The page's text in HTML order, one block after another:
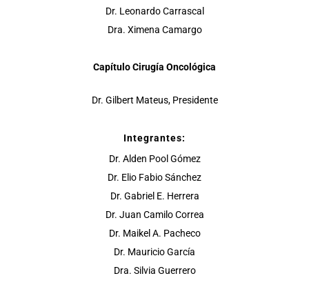
Dr. Leonardo Carrascal
Dra. Ximena Camargo
Capítulo Cirugía Oncológica
Dr. Gilbert Mateus, Presidente
Integrantes:
Dr. Alden Pool Gómez
Dr. Elio Fabio Sánchez
Dr. Gabriel E. Herrera
Dr. Juan Camilo Correa
Dr. Maikel A. Pacheco
Dr. Mauricio García
Dra. Silvia Guerrero